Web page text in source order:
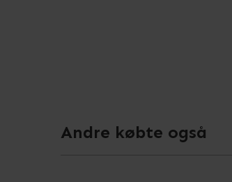
Andre købte også